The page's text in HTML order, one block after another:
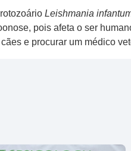
Leishmania
pois afeta o ser
e procurar um médico